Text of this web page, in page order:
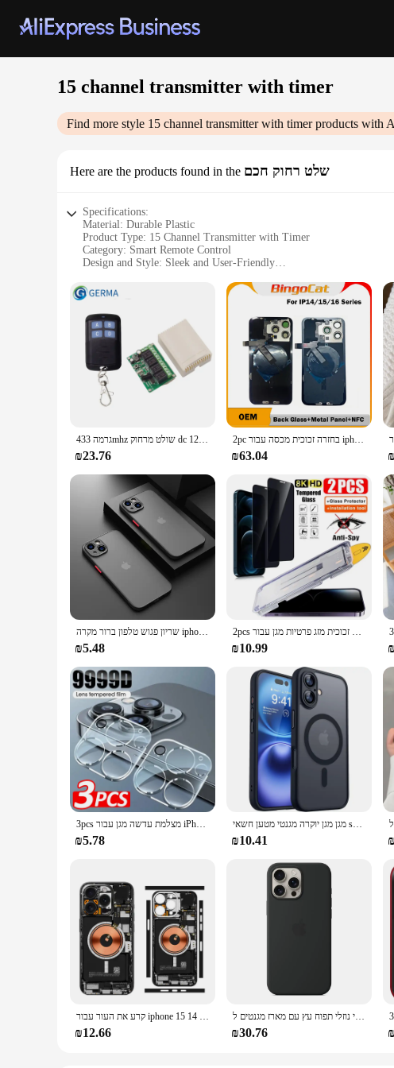
15 channel transmitter with timer
Find more style 15 channel transmitter with timerproducts with
Here are the products found in the שלט רחוק חכם
Specifications:
Material: Durable Plastic
Product Type: 15 Channel Transmitter with Timer
Category: Smart Remote Control
Design and Style: Sleek and User-Friendly
Performance and Property: Reliable and Efficient Signal
Parts and Accessories: Includes Transmitter and Timer
Features:
**Advanced Remote Control Capabilities**
The 15 channel transmitter with timer is a cutting-edge device
robust 15-channel capacity, allowing you to manage up to 15
transmitter ensures seamless integration and operation. The sleek
**Effortless Scheduling and Automation**
The inclusion of a timer within this 15 channel transmitter
ensuring that everything is ready when you are. The timer feature
performance and reliable signal transmission ensure that your
This 15 channel transmitter with timer is not only a smart
customers. The durable plastic construction ensures longevity,
for those looking to streamline their home automation or provide a
the growing demand for smart remote control solutions.
גרמה 433mhz שולט מרחוק dc 12v 24v 10a אלחוטי מתג מקלט 4ch מודול מקלט 4 ערוץ ev1527 משדר rf
₪23.76
2pc בחזרה זכוכית מכסה עבור iphone 15 pro דלת אחורית במקרה דלת עם כבל מתכת כבל Flex אלחוטיים צלחת מתכת כבל Flex
₪63.04
שריון פגוש טלפון ברור מקרה iphone 13 14 15 בתוספת 13 מיני fundfone15 pro מקסימום Bumper סיליקון רך קשה כיסוי capa
₪5.48
2pcs מסך זכוכית מזג פרטיות מגן עבור iphone 15 14 13 12 11 16 פרו מקס פלוס אנטי-מרגל אבק מגן התקנה חינם
₪10.99
3pcs מצלמת עדשה מגן עבור iPhone 15 14 13 12 11 פרו מקסימום זכוכית מגן עבור iPhone 14 בתוספת 15 pro מקסימום זכוכית
₪5.78
מגן מגן יוקרה מגנטי מטען חשאי shockent עבור iphone 16 15 14 13 פרו מקס פלוס עבור תשלום אלחוטי כיסוי מט שקוף מחשב
₪10.41
קרע את העור עבור iphone 15 14 13 פרו מקס פלוס בחזרה מסך כיסוי מגן מעגל הסוואה 3 מ 'גלישת שינוי צבע מדבקת סרט
₪12.66
סיליקון תפוח מקורי נוזלי תפוח עץ עם מארז מגנטים ל-iphone 15 16 pro בתוספת מטען אלחוטי טעינה מגנטית אלחוטית
₪30.76